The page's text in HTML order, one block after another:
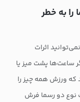
به خطر
هم نمی‌توانید اثرات
ساعت‌ها پشت میز یا
که ورزش همه چیز را
نوع دو رسما فرش